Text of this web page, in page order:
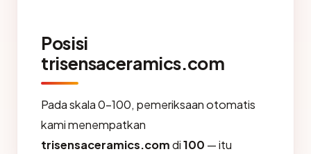
Posisi
trisensaceramics.com
Pada skala 0-100, pemeriksaan otomatis
kami menempatkan
trisensaceramics.comdi100 — itu